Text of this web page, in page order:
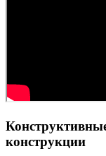
конструкции